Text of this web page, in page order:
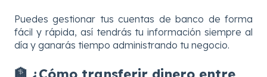
Puedes gestionar tus cuentas de banco de forma
fácil y rápida, así tendrás tu información siempre al
día y ganarás tiempo administrando tu negocio.